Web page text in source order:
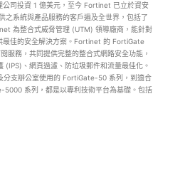
公司投資 1 億美元，至今 Fortinet 已立於資安
系統與產品服務的客戶遍及全世界，包括了
為整合式威脅管理 (UTM) 領導廠商，能針對
最佳的安全解決方案。Fortinet 的 FortiGate
服務，共同提供完整的整合式網路安全功能，
(IPS)、網頁過濾、防垃圾郵件和流量最佳化。
分支辦公室使用的 FortiGate-50 系列，到適合
系列，都是以專利技術平台為基礎。包括